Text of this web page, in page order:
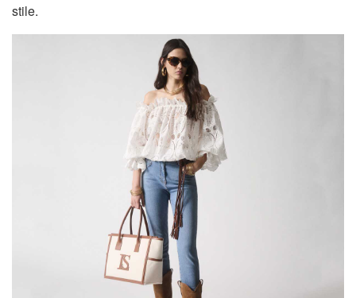
stile.